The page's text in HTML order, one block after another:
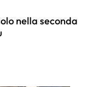
nella seconda